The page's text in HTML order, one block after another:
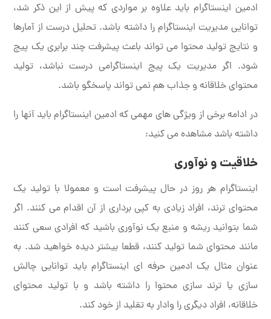
ادمین اینستاگرام باید علاوه بر مواردی که پیش از این ذکر شد،
توانایی مدیریت اینستاگرام را داشته باشد. تحلیل درست از آمارها
و نتایج تولید محتوا می تواند باعث پیشرفت چند برابری یک پیج
شود. اگر مدیریت یک پیج اینستاگرامی درست نباشد، تولید
محتوای خلاقانه و جذاب هم نمی تواند پاسخگو باشد.
در ادامه برخی از ویژگی های مهمی که ادمین اینستاگرام باید آنها را
داشته باشد مشاهده می کنید:
خلاقیت و نوآوری
اینستاگرام هر روز در حال پیشرفت است و معمولا با تولید یک
محتوای ترند، افراد زیادی به کپی برداری از آن اقدام می کنند. اگر
شما بتوانید ریشه و منبع یک نوآوری باشید که افرادی سعی کنند
مانند محتوای شما تولید کنند، قطعا بیشتر دیده خواهید شد. به
عنوان مثال یک ادمین حرفه ای اینستاگرام باید توانایی چالش
سازی یا ترند سازی محتوا را داشته باشد و با تولید محتوای
خلاقانه، افراد دیگری را وادار به تقلید از خود کند.